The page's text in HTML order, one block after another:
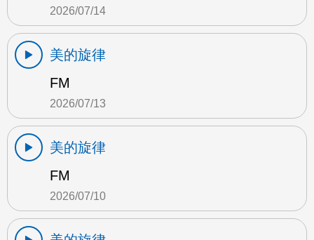
2026/07/14
美的旋律
FM
2026/07/13
美的旋律
FM
2026/07/10